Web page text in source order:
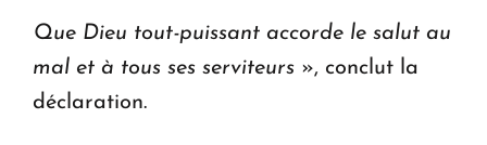
Que Dieu tout-puissant accorde le salut au
mal et à tous ses serviteurs », conclut la
déclaration.